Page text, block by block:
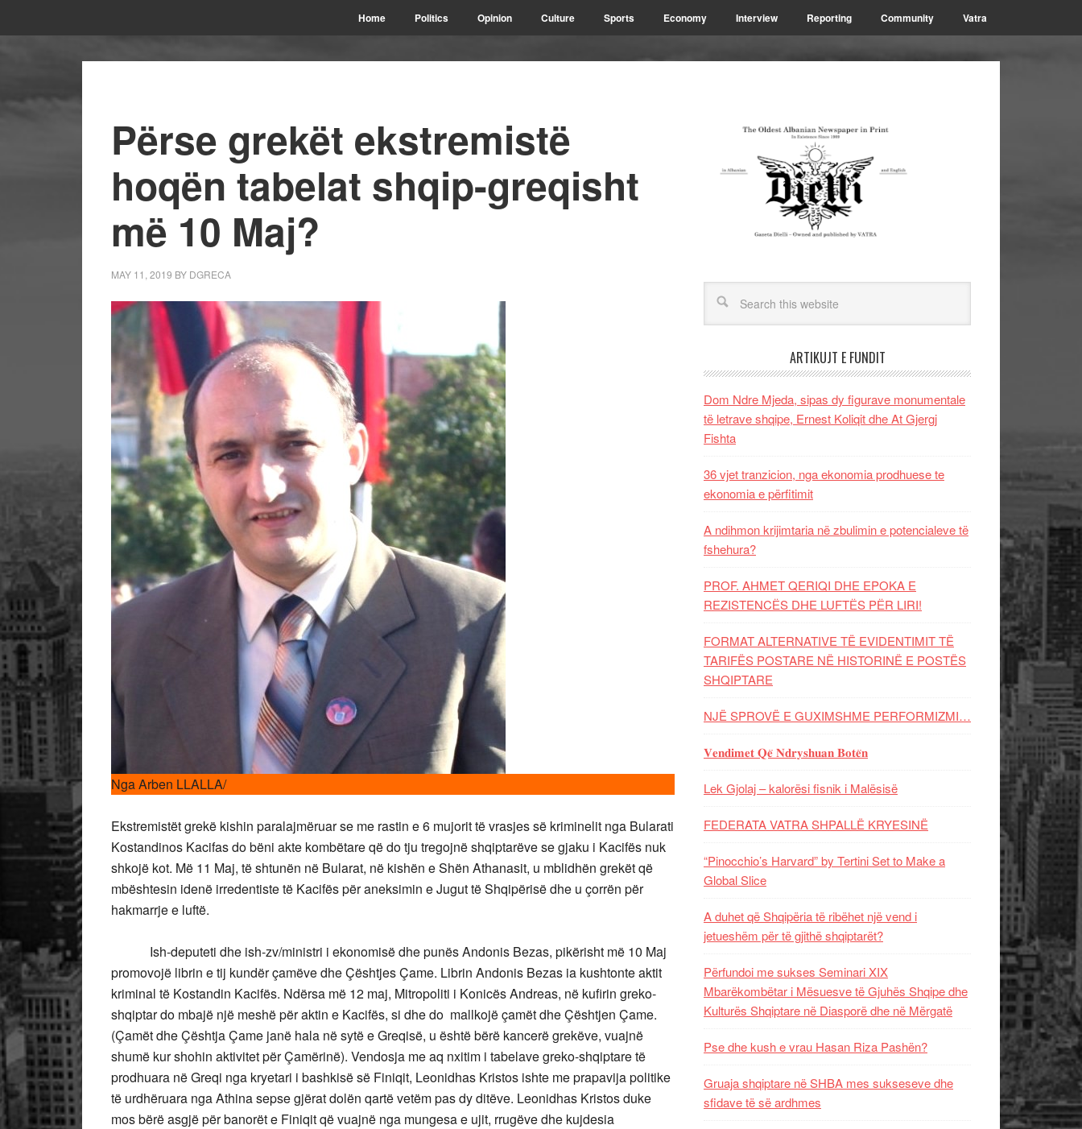
Home Politics Opinion Culture Sports Economy Interview Reporting Community Vatra
Përse grekët ekstremistë
hoqën tabelat shqip-greqisht
më 10 Maj?
MAY 11, 2019 BY DGRECA
Nga Arben LLALLA/
Ekstremistët grekë kishin paralajmëruar se me rastin e 6 mujorit të vrasjes së kriminelit nga Bularati
Kostandinos Kacifas do bëni akte kombëtare që do tju tregojnë shqiptarëve se gjaku i Kacifës nuk
shkojë kot. Më 11 Maj, të shtunën në Bularat, në kishën e Shën Athanasit, u mblidhën grekët që
mbështesin idenë irredentiste të Kacifës për aneksimin e Jugut të Shqipërisë dhe u çorrën për
hakmarrje e luftë.
Ish-deputeti dhe ish-zv/ministri i ekonomisë dhe punës Andonis Bezas, pikërisht më 10 Maj
promovojë librin e tij kundër çamëve dhe Çështjes Çame. Librin Andonis Bezas ia kushtonte aktit
kriminal të Kostandin Kacifës. Ndërsa më 12 maj, Mitropoliti i Konicës Andreas, në kufirin greko-
shqiptar do mbajë një meshë për aktin e Kacifës, si dhe do mallkojë çamët dhe Çështjen Çame.
(Çamët dhe Çështja Çame janë hala në sytë e Greqisë, u është bërë kancerë grekëve, vuajnë
shumë kur shohin aktivitet për Çamërinë). Vendosja me aq nxitim i tabelave greko-shqiptare të
prodhuara në Greqi nga kryetari i bashkisë së Finiqit, Leonidhas Kristos ishte me prapavija politike
të urdhëruara nga Athina sepse gjërat dolën qartë vetëm pas dy ditëve. Leonidhas Kristos duke
mos bërë asgjë për banorët e Finiqit që vuajnë nga mungesa e ujit, rrugëve dhe kujdesia
ARTIKUJT E FUNDIT
Dom Ndre Mjeda, sipas dy figurave monumentale
të letrave shqipe, Ernest Koliqit dhe At Gjergj
Fishta
36 vjet tranzicion, nga ekonomia prodhuese te
ekonomia e përfitimit
A ndihmon krijimtaria në zbulimin e potencialeve të
fshehura?
PROF. AHMET QERIQI DHE EPOKA E
REZISTENCЁS DHE LUFTЁS PЁR LIRI!
FORMAT ALTERNATIVE TË EVIDENTIMIT TË
TARIFËS POSTARE NË HISTORINË E POSTËS
SHQIPTARE
NJË SPROVË E GUXIMSHME PERFORMIZMI…
𝐕𝐞𝐧𝐝𝐢𝐦𝐞𝐭 𝐐𝐞̈ 𝐍𝐝𝐫𝐲𝐬𝐡𝐮𝐚𝐧 𝐁𝐨𝐭𝐞̈𝐧
Lek Gjolaj – kalorësi fisnik i Malësisë
FEDERATA VATRA SHPALLË KRYESINË
“Pinocchio’s Harvard” by Tertini Set to Make a
Global Slice
A duhet që Shqipëria të ribëhet një vend i
jetueshëm për të gjithë shqiptarët?
Përfundoi me sukses Seminari XIX
Mbarëkombëtar i Mësuesve të Gjuhës Shqipe dhe
Kulturës Shqiptare në Diasporë dhe në Mërgatë
Pse dhe kush e vrau Hasan Riza Pashën?
Gruaja shqiptare në SHBA mes sukseseve dhe
sfidave të së ardhmes